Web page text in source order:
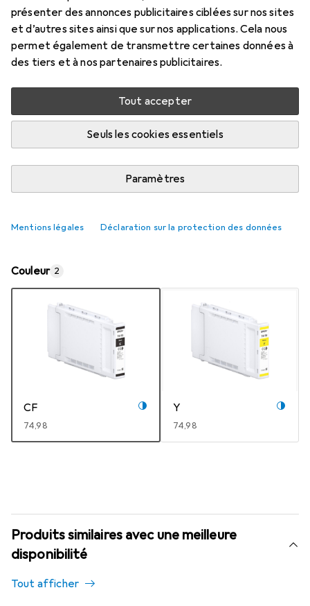
présenter des annonces publicitaires ciblées sur nos sites
et d’autres sites ainsi que sur nos applications. Cela nous
permet également de transmettre certaines données à
des tiers et à nos partenaires publicitaires.
Tout accepter
Seuls les cookies essentiels
Paramètres
Mentions légales Déclaration sur la protection des données
Plus de produits Epson
Livré entre mar, 18/8 et sam, 22/8
M'informer si le produit est disponible plus tôt
Ajouter au panier
livraison gratuite
Couleur 2
CF
EUR
74,98
Y
EUR
74,98
Produits similaires avec une meilleure
disponibilité
Tout afficher